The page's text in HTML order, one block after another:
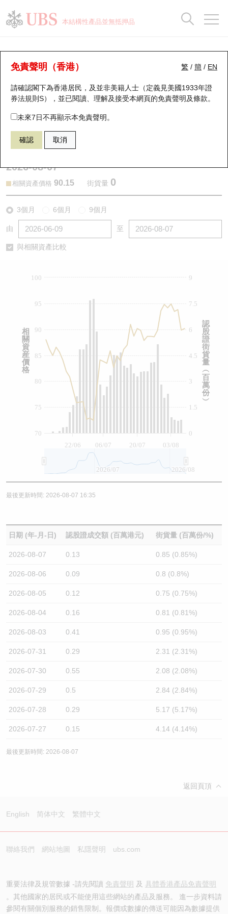
本結構性產品並無抵押品
繁 / 簡 / EN
免責聲明（香港）
請確認閣下為香港居民，及並非美籍人士（定義見美國1933年證
券法規則S），並已閱讀、理解及接受本網頁的免責聲明及條款。
未來7日不再顯示本免責聲明。
確認 取消
認股證分析儀
表現 街貨統計 比較
13500 瑞銀認購 1211 比亞迪股份
2026-08-07
相關資產價格 90.15 街貨量 0
3個月 6個月 9個月
由 至
與相關資產比較
22/06 06/07 20/07 03/08
0
1.5
3
4.5
6
7.5
9
70
75
80
85
90
95
100
2026/07 2026/08
認
股
證
街
貨
量
︵
百
萬
份
︶
相
關
資
産
價
格
最後更新時間: 2026-08-07 16:35
日期 (年-月-日) 認股證成交額 (百萬港元) 街貨量 (百萬份/%)
2026-08-07 0.13 0.85 (0.85%)
2026-08-06 0.09 0.8 (0.8%)
2026-08-05 0.12 0.75 (0.75%)
2026-08-04 0.16 0.81 (0.81%)
2026-08-03 0.41 0.95 (0.95%)
2026-07-31 0.29 2.31 (2.31%)
2026-07-30 0.55 2.08 (2.08%)
2026-07-29 0.5 2.84 (2.84%)
2026-07-28 0.29 5.17 (5.17%)
2026-07-27 0.15 4.14 (4.14%)
最後更新時間: 2026-08-07
返回頁頂
English 简体中文 繁體中文
聯絡我們 網站地圖 私隱聲明 ubs.com
重要法律及規管數據 -請先閱讀 免責聲明 及 具體香港產品免責聲明
。其他國家的居民或不能使用這些網站的產品及服務。 進一步資料請
參閱有關個別服務的銷售限制。報價或數據的傳送可能因為數據提供
瑞銀認股證一覽
新發行瑞銀認股證
即將到期認股證
認股證到期結算價查詢
認股證分析儀
認股證/牛熊證日誌
街貨統計
比較
牛熊全景快搜
牛熊證搜尋
牛熊證街貨分佈圖
正股牛熊證列表
新發行瑞銀牛熊證
牛熊證到期結算價查詢
牛熊證文件及公告 (瑞信)
街貨統計
比較
十大升幅/跌幅
十大認股證成交分佈
十天股證佔大市成交
資金流
街貨統計
正股分析儀
二十大活躍股份
恒指成份股
國指成份股
科指成份股
中資ETFs溢價比較
收市競價變化
持股比重
顯示所有持股比重
每月輪證大市專題
輪證專欄
講座及教育短片
認股證投資者教育
牛熊證投資者教育